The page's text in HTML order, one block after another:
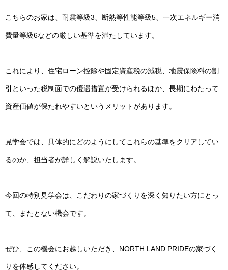
こちらのお家は、耐震等級3、断熱等性能等級5、一次エネルギー消
費量等級6などの厳しい基準を満たしています。
これにより、住宅ローン控除や固定資産税の減税、地震保険料の割
引といった税制面での優遇措置が受けられるほか、長期にわたって
資産価値が保たれやすいというメリットがあります。
見学会では、具体的にどのようにしてこれらの基準をクリアしてい
るのか、担当者が詳しく解説いたします。
今回の特別見学会は、こだわりの家づくりを深く知りたい方にとっ
て、またとない機会です。
ぜひ、この機会にお越しいただき、NORTH LAND PRIDEの家づく
りを体感してください。